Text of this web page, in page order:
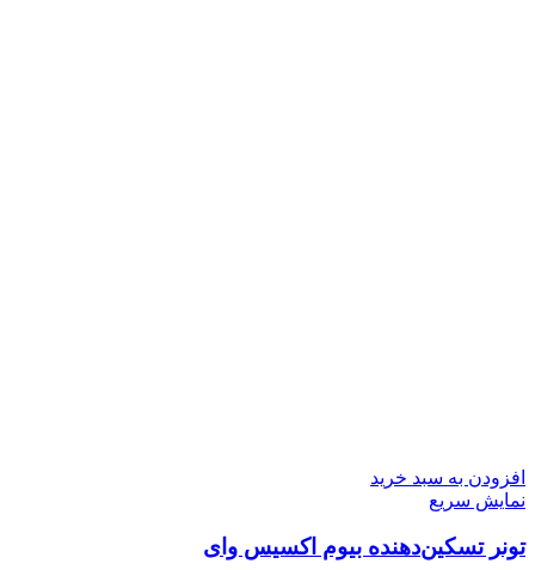
افزودن به سبد خرید
نمایش سریع
تونر تسکین‌دهنده بیوم اکسیس وای